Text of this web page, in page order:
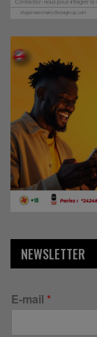
NEWSLETTER
E-mail *